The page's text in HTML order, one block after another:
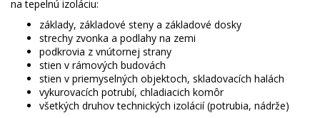
na tepelnú izoláciu:
základy, základové steny a základové dosky
strechy zvonka a podlahy na zemi
podkrovia z vnútornej strany
stien v rámových budovách
stien v priemyselných objektoch, skladovacích halách
vykurovacích potrubí, chladiacich komôr
všetkých druhov technických izolácií (potrubia, nádrže)